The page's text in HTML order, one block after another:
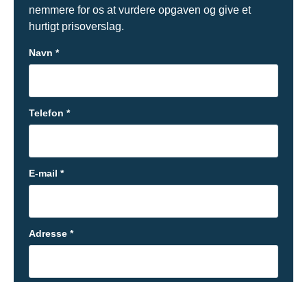
nemmere for os at vurdere opgaven og give et
hurtigt prisoverslag.
Navn *
Telefon *
E-mail *
Adresse *